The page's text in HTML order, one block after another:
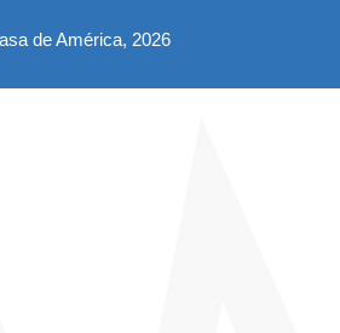
de América, 2026